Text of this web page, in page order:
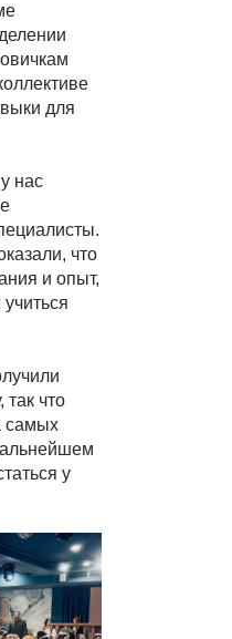
для
нас
что
и опыт,
так что
самых
у